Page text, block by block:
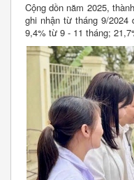
Cộng dồn năm 2025,
ghi nhận từ tháng 9/2024
9,4% từ 9 - 11 tháng;